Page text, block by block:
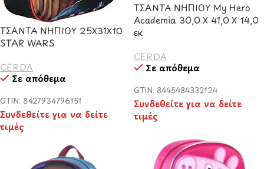
ΤΣΑΝΤΑ ΝΗΠΙΟΥ 25Χ31Χ10
STAR WARS
CERDA
Σε απόθεμα
GTIN: 8427934796151
Συνδεθείτε για να δείτε
τιμές
ΤΣΑΝΤΑ ΝΗΠΙΟΥ My Hero
Academia 30,0 Χ 41,0 Χ 14,0
εκ
CERDA
Σε απόθεμα
GTIN: 8445484332124
Συνδεθείτε για να δείτε
τιμές